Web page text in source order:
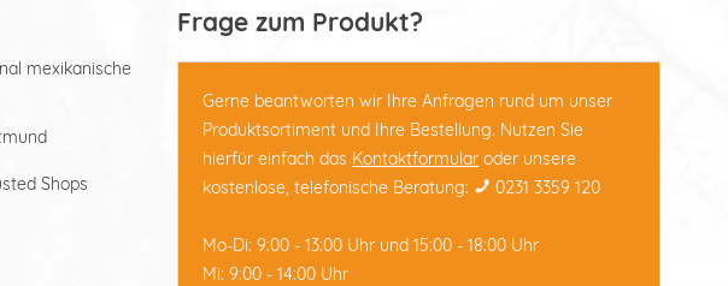
mexikanische
Shops
Frage zum Produkt?
Gerne beantworten wir Ihre Anfragen rund um unser
Produktsortiment und Ihre Bestellung. Nutzen Sie
hierfür einfach das Kontaktformular oder unsere
kostenlose, telefonische Beratung:
0231 3359 120
Mo-Di: 9:00 - 13:00 Uhr und 15:00 - 18:00 Uhr
Mi: 9:00 - 14:00 Uhr